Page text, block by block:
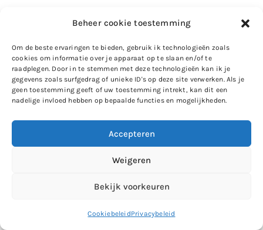
Beheer cookie toestemming
Om de beste ervaringen te bieden, gebruik ik technologieën zoals
cookies om informatie over je apparaat op te slaan en/of te
raadplegen. Door in te stemmen met deze technologieën kan ik je
gegevens zoals surfgedrag of unieke ID's op deze site verwerken. Als je
geen toestemming geeft of uw toestemming intrekt, kan dit een
nadelige invloed hebben op bepaalde functies en mogelijkheden.
Accepteren
Weigeren
Bekijk voorkeuren
CookiebeleidPrivacybeleid